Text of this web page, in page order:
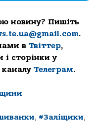
новину? Пишіть
.
в Твіттер,
і сторінки у
Телеграм.
, #Заліщики,